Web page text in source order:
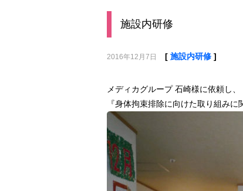
施設内研修
2016年12月7日 [ 施設内研修]
メディカグループ 石崎様に依頼し
『身体拘束排除に向けた取り組みに